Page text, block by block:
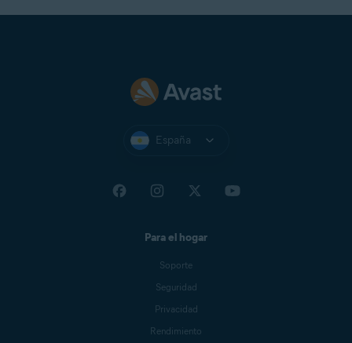
España
Para el hogar
Soporte
Seguridad
Privacidad
Rendimiento